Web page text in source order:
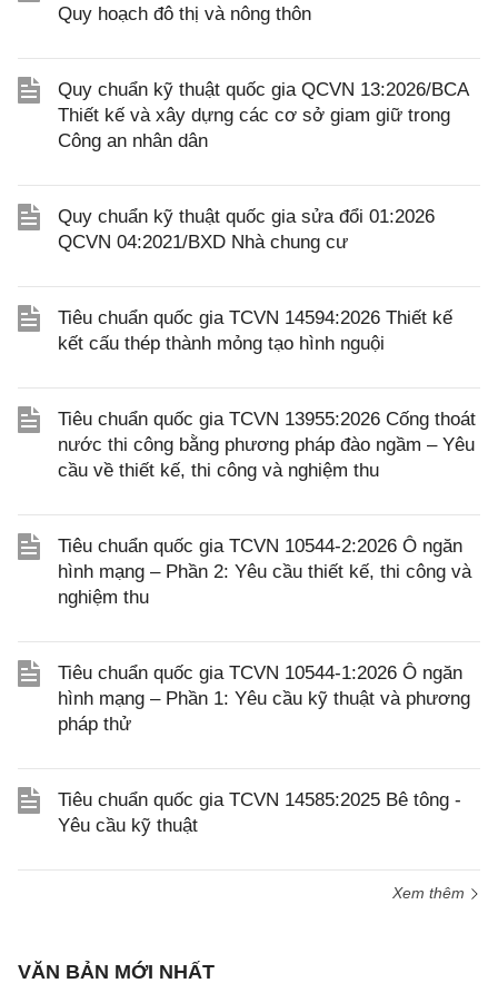
Quy hoạch đô thị và nông thôn
Quy chuẩn kỹ thuật quốc gia QCVN 13:2026/BCA
Thiết kế và xây dựng các cơ sở giam giữ trong
Công an nhân dân
Quy chuẩn kỹ thuật quốc gia sửa đổi 01:2026
QCVN 04:2021/BXD Nhà chung cư
Tiêu chuẩn quốc gia TCVN 14594:2026 Thiết kế
kết cấu thép thành mỏng tạo hình nguội
Tiêu chuẩn quốc gia TCVN 13955:2026 Cống thoát
nước thi công bằng phương pháp đào ngầm – Yêu
cầu về thiết kế, thi công và nghiệm thu
Tiêu chuẩn quốc gia TCVN 10544-2:2026 Ô ngăn
hình mạng – Phần 2: Yêu cầu thiết kế, thi công và
nghiệm thu
Tiêu chuẩn quốc gia TCVN 10544-1:2026 Ô ngăn
hình mạng – Phần 1: Yêu cầu kỹ thuật và phương
pháp thử
Tiêu chuẩn quốc gia TCVN 14585:2025 Bê tông -
Yêu cầu kỹ thuật
Xem thêm
VĂN BẢN MỚI NHẤT